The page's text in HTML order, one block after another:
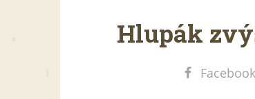
Hlupák
Facebook